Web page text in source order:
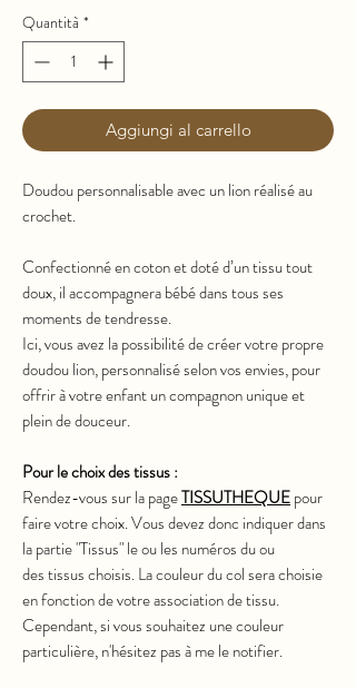
Quantità *
Aggiungi al carrello
Doudou personnalisable avec un lion réalisé au
crochet.
Confectionné en coton et doté d’un tissu tout
doux, il accompagnera bébé dans tous ses
moments de tendresse.
Ici, vous avez la possibilité de créer votre propre
doudou lion, personnalisé selon vos envies, pour
offrir à votre enfant un compagnon unique et
plein de douceur.
Pour le choix des tissus :
Rendez-vous sur la pageTISSUTHEQUEpour
faire votre choix. Vous devez donc indiquer dans
la partie "Tissus" le ou les numéros du ou
des tissus choisis. La couleur du col sera choisie
en fonction de votre association de tissu.
Cependant, si vous souhaitez une couleur
particulière, n'hésitez pas à me le notifier.